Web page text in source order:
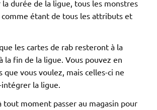
durée de la ligue, tous les monstres
comme étant de tous les attributs et
que les cartes de rab resteront à la
la fin de la ligue. Vous pouvez en
que vous voulez, mais celles-ci ne
la ligue.
tout moment passer au magasin pour